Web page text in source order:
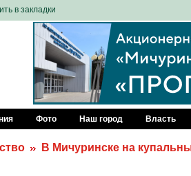
в закладки
Фото Наш город Власть
В Мичуринске на